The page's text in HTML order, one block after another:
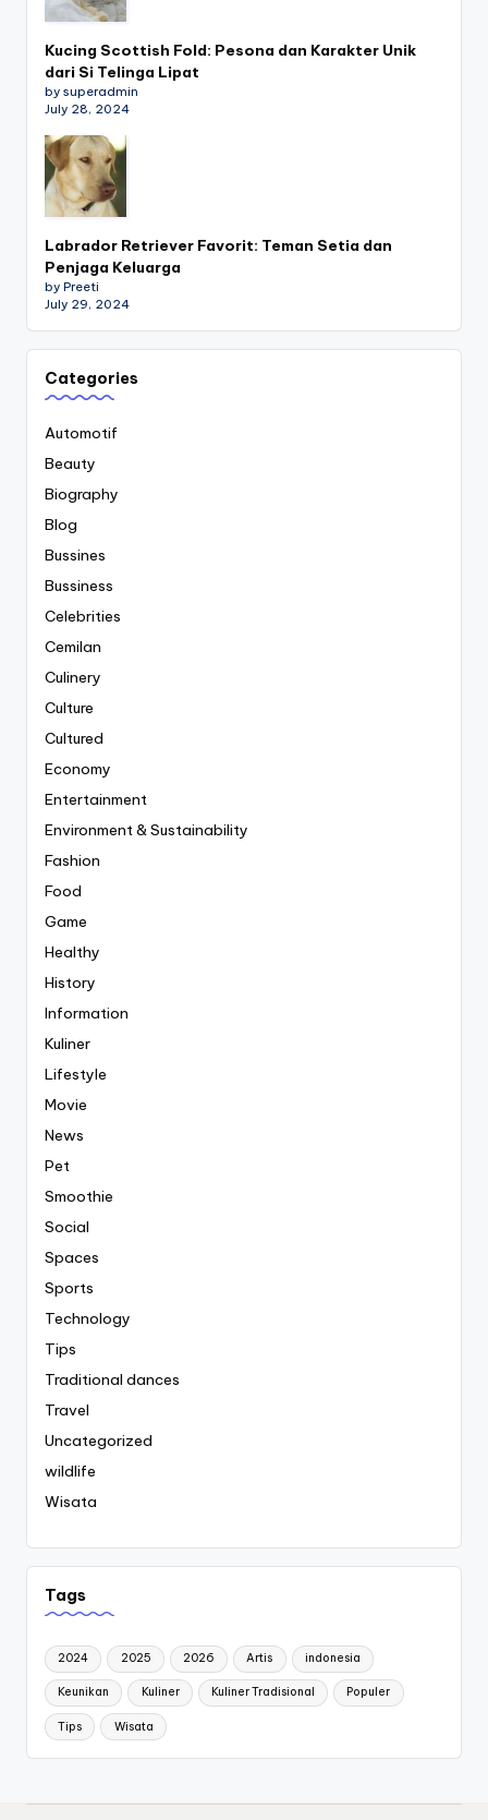
Kucing Scottish Fold: Pesona dan Karakter Unik
dari Si Telinga Lipat
by superadmin
July 28, 2024
Labrador Retriever Favorit: Teman Setia dan
Penjaga Keluarga
by Preeti
July 29, 2024
Categories
Automotif
Beauty
Biography
Blog
Bussines
Bussiness
Celebrities
Cemilan
Culinery
Culture
Cultured
Economy
Entertainment
Environment & Sustainability
Fashion
Food
Game
Healthy
History
Information
Kuliner
Lifestyle
Movie
News
Pet
Smoothie
Social
Spaces
Sports
Technology
Tips
Traditional dances
Travel
Uncategorized
wildlife
Wisata
Tags
2024 2025 2026 Artis indonesia
Keunikan Kuliner Kuliner Tradisional Populer
Tips Wisata